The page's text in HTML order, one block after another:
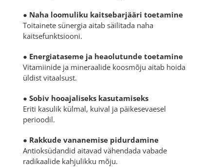
● Naha loomuliku kaitsebarjääri toetamine
Toitainete sünergia aitab säilitada naha
kaitsefunktsiooni.
● Energiataseme ja heaolutunde toetamine
Vitamiinide ja mineraalide koosmõju aitab hoida
üldist vitaalsust.
● Sobiv hooajaliseks kasutamiseks
Eriti kasulik külmal, kuival ja päikesevaesel
perioodil.
● Rakkude vananemise pidurdamine
Antioksüdandid aitavad vähendada vabade
radikaalide kahjulikku mõju.